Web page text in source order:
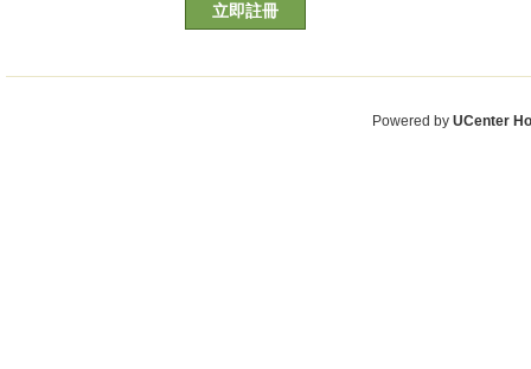
立即註冊
Powered by UCenter